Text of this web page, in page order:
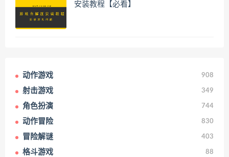
安装教程【必看】
动作游戏 908
射击游戏 349
角色扮演 744
动作冒险 830
冒险解谜 403
格斗游戏 88